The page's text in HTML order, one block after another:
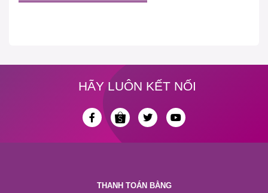
HÃY LUÔN KẾT NỐI
THANH TOÁN BẰNG